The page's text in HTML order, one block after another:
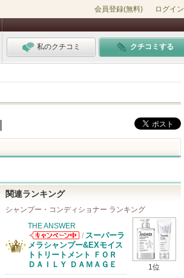
会員登録(無料) ログイン
私のクチコミ クチコミする
関連ランキング
シャンプー・コンディショナー ランキング
1位
THE ANSWER
THE ANSWER
からのお知らせ
があります
/ スーパーラ
メラシャンプー&EXモイス
トトリートメント ＦＯＲ
ＤＡＩＬＹ ＤＡＭＡＧＥ